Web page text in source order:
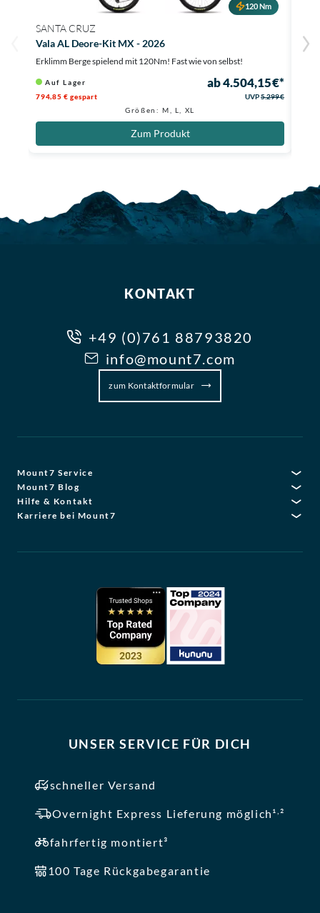
120 Nm
SANTA CRUZ
Vala AL Deore-Kit MX - 2026
Erklimm Berge spielend mit 120Nm! Fast wie von selbst!
Auf Lager ab 4.504,15 €*
794,85 € gespart UVP5.299 €
Größen: M, L, XL
Zum Produkt
KONTAKT
+49 (0)761 88793820
info@mount7.com
zum Kontaktformular
Mount7 Service
Mount7 Blog
Hilfe & Kontakt
Karriere bei Mount7
UNSER SERVICE FÜR DICH
schneller Versand
Overnight Express Lieferung möglich¹ ,²
fahrfertig montiert³
100 Tage Rückgabegarantie